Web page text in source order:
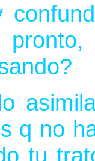
q no
tu